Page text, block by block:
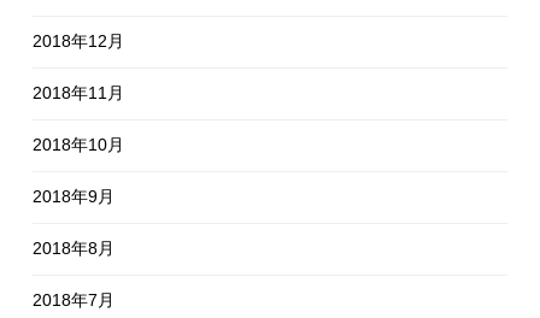
2018年12月
2018年11月
2018年10月
2018年9月
2018年8月
2018年7月